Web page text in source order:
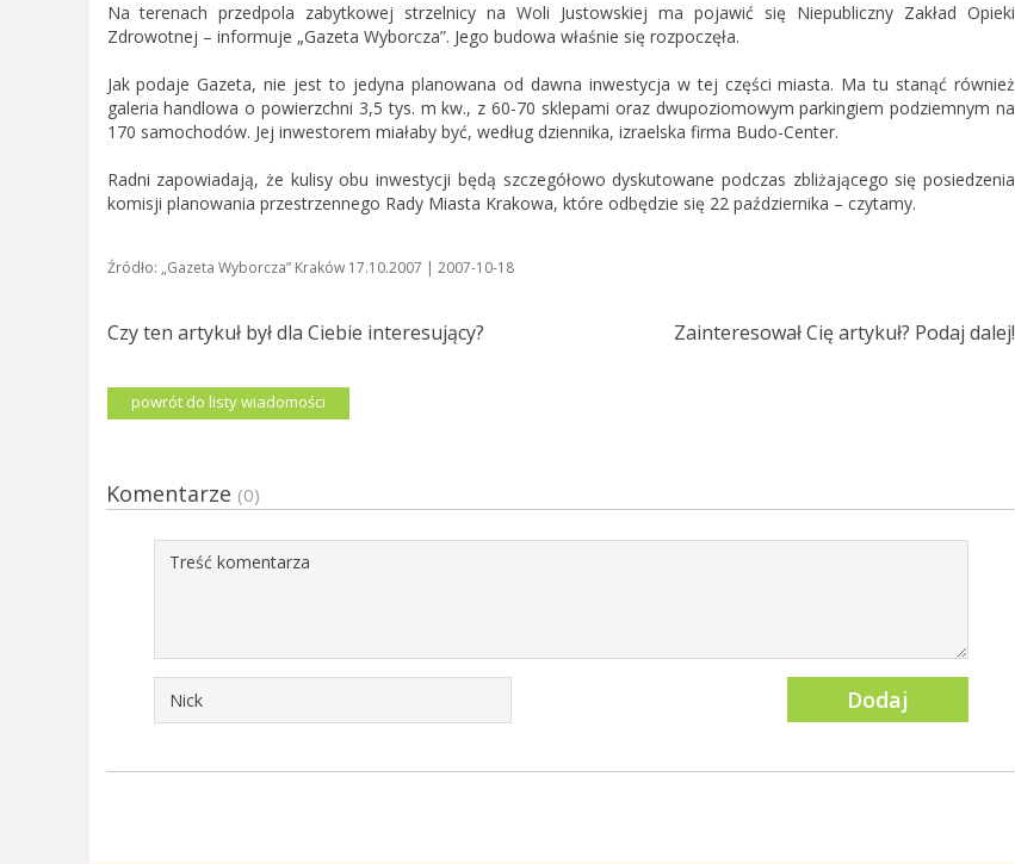
Na terenach przedpola zabytkowej strzelnicy na Woli Justowskiej ma pojawić się Niepubliczny Zakład Opieki
Zdrowotnej – informuje „Gazeta Wyborcza”. Jego budowa właśnie się rozpoczęła.
Jak podaje Gazeta, nie jest to jedyna planowana od dawna inwestycja w tej części miasta. Ma tu stanąć również
galeria handlowa o powierzchni 3,5 tys. m kw., z 60-70 sklepami oraz dwupoziomowym parkingiem podziemnym na
170 samochodów. Jej inwestorem miałaby być, według dziennika, izraelska firma Budo-Center.
Radni zapowiadają, że kulisy obu inwestycji będą szczegółowo dyskutowane podczas zbliżającego się posiedzenia
komisji planowania przestrzennego Rady Miasta Krakowa, które odbędzie się 22 października – czytamy.
Źródło: „Gazeta Wyborcza” Kraków 17.10.2007 | 2007-10-18
Czy ten artykuł był dla Ciebie interesujący? Zainteresował Cię artykuł? Podaj dalej!
powrót do listy wiadomości
Komentarze (0)
Dodaj